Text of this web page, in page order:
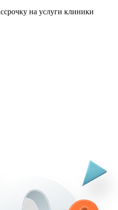
на услуги клиники